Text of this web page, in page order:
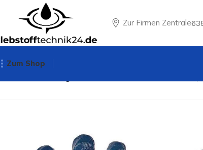
Zur Firmen Zentrale
Zum Shop
Swift Größe: 9-